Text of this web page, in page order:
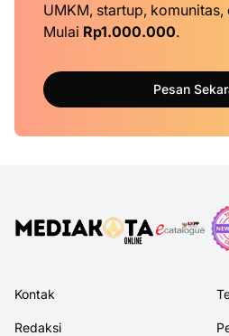
UMKM, startup,
Mulai Rp1.000.000.
Pesan
Kontak
Redaksi